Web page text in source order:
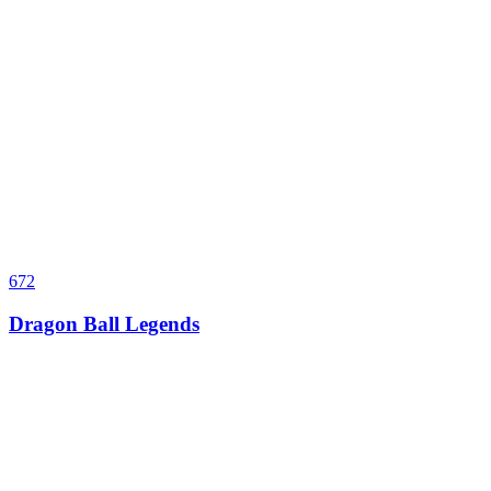
672
Dragon Ball Legends